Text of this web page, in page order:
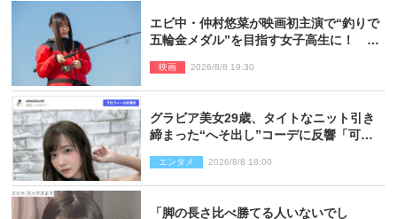
エビ中・仲村悠菜が映画初主演で“釣りで
五輪金メダル”を目指す女子高生に！ 映
映画 2026/8/8 19:30
グラビア美女29歳、タイトなニット引き
締まった“へそ出し”コーデに反響「可愛
エンタメ 2026/8/8 18:00
「脚の長さ比べ勝てる人いないでし